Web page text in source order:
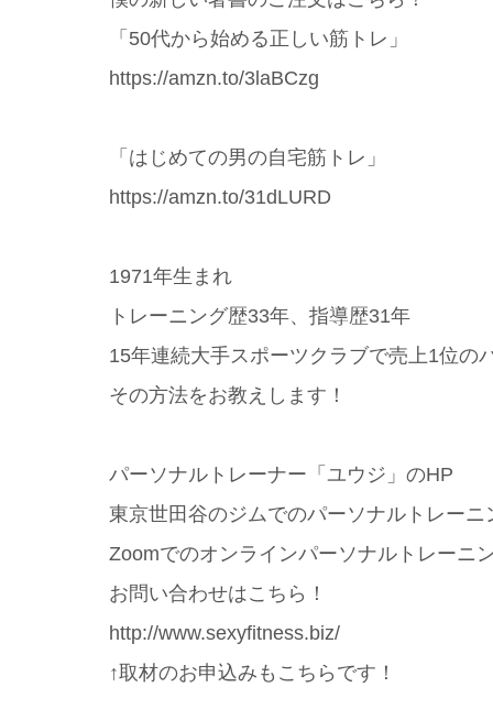
「50代から始める正しい筋トレ」
https://amzn.to/3laBCzg
「はじめての男の自宅筋トレ」
https://amzn.to/31dLURD
1971年生まれ
トレーニング歴33年、指導歴31年
15年連続大手スポーツクラブで売上1位の
その方法をお教えします！
パーソナルトレーナー「ユウジ」のHP
東京世田谷のジムでのパーソナルトレーニ
Zoomでのオンラインパーソナルトレーニ
お問い合わせはこちら！
http://www.sexyfitness.biz/
↑取材のお申込みもこちらです！